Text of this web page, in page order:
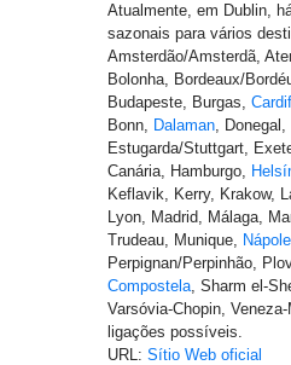
Atualmente, em Dublin,
sazonais para vários
Amsterdão/Amsterdã,
Bolonha, Bordeaux/
Budapeste, Burgas,
Bonn, Dalaman,
Estugarda/Stuttgart,
Canária, Hamburgo,
Keflavik, Kerry, Krakow,
Lyon, Madrid, Málaga,
Trudeau, Munique,
Perpignan/Perpinhão,
Compostela, Sharm el-
Varsóvia-Chopin,
ligações possíveis.
URL: Sítio Web oficial